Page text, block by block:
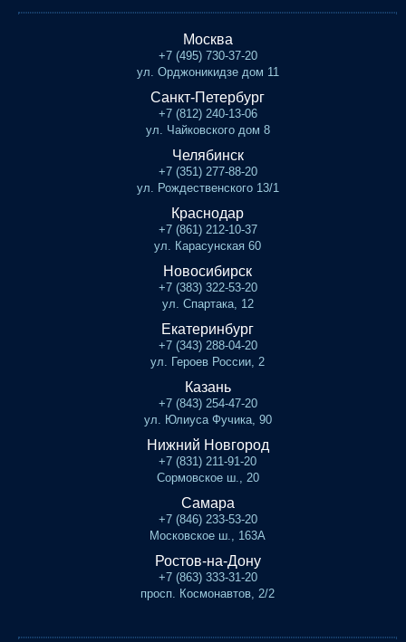
Москва
+7 (495) 730-37-20
ул. Орджоникидзе дом 11
Санкт-Петербург
+7 (812) 240-13-06
ул. Чайковского дом 8
Челябинск
+7 (351) 277-88-20
ул. Рождественского 13/1
Краснодар
+7 (861) 212-10-37
ул. Карасунская 60
Новосибирск
+7 (383) 322-53-20
ул. Спартака, 12
Екатеринбург
+7 (343) 288-04-20
ул. Героев России, 2
Казань
+7 (843) 254-47-20
ул. Юлиуса Фучика, 90
Нижний Новгород
+7 (831) 211-91-20
Сормовское ш., 20
Самара
+7 (846) 233-53-20
Московское ш., 163А
Ростов-на-Дону
+7 (863) 333-31-20
просп. Космонавтов, 2/2